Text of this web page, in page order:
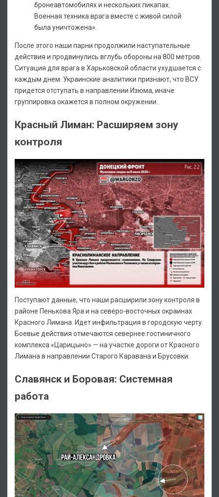
бронеавтомобилях и нескольких пикапах.
Военная техника врага вместе с живой силой
была уничтожена».
После этого наши парни продолжили наступательные
действия и продвинулись вглубь обороны на 800 метров.
Ситуация для врага в Харьковской области ухудшается с
каждым днем. Украинские аналитики признают, что ВСУ
придется отступать в направлении Изюма, иначе
группировка окажется в полном окружении.
Красный Лиман: Расширяем зону
контроля
Поступают данные, что наши расширили зону контроля в
районе Пенькова Яра и на северо-восточных окраинах
Красного Лимана. Идет инфильтрация в городскую черту.
Боевые действия отмечаются севернее гостиничного
комплекса «Царицыно» — на участке дороги от Красного
Лимана в направлении Старого Каравана и Брусовки.
Славянск и Боровая: Системная
работа